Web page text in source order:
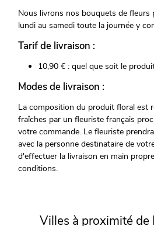
Nous livrons nos bouquets de fleurs
lundi au samedi toute la journée y
Tarif de livraison :
10,90 € : quel que soit le
Modes de livraison :
La composition du produit floral est
fraîches par un fleuriste français
votre commande. Le fleuriste
avec la personne destinataire de
d'effectuer la livraison en main
conditions.
Villes à proximité de